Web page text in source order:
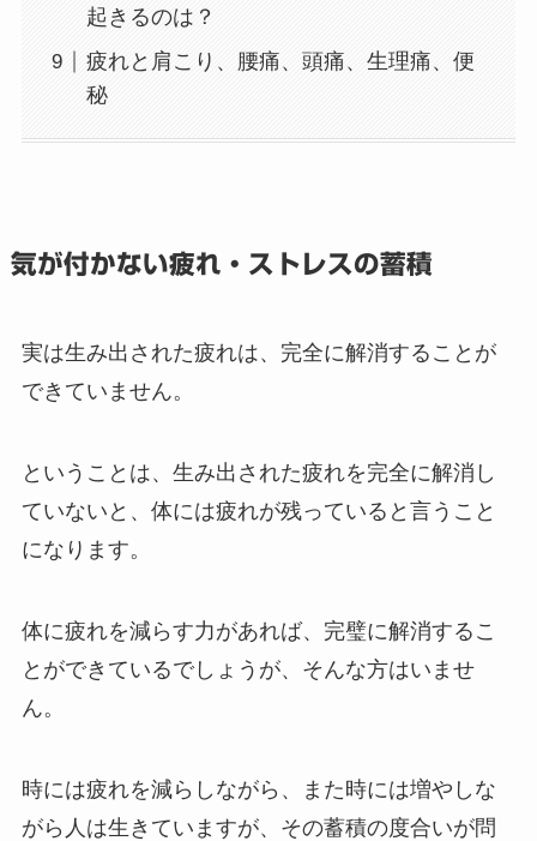
起きるのは？
疲れと肩こり、腰痛、頭痛、生理痛、便
秘
気が付かない疲れ・ストレスの蓄積
実は生み出された疲れは、完全に解消することが
できていません。
ということは、生み出された疲れを完全に解消し
ていないと、体には疲れが残っていると言うこと
になります。
体に疲れを減らす力があれば、完璧に解消するこ
とができているでしょうが、そんな方はいませ
ん。
時には疲れを減らしながら、また時には増やしな
がら人は生きていますが、その蓄積の度合いが問